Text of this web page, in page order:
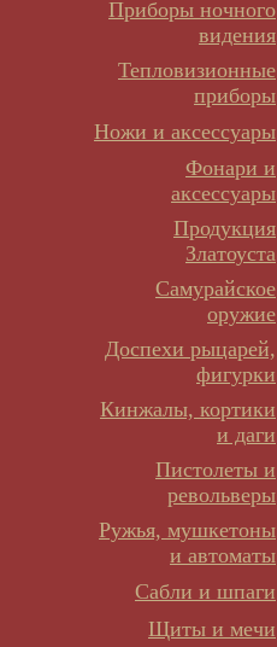
Приборы ночного
видения
Тепловизионные
приборы
Ножи и аксессуары
Фонари и
аксессуары
Продукция
Златоуста
Самурайское
оружие
Доспехи рыцарей,
фигурки
Кинжалы, кортики
и даги
Пистолеты и
револьверы
Ружья, мушкетоны
и автоматы
Сабли и шпаги
Щиты и мечи